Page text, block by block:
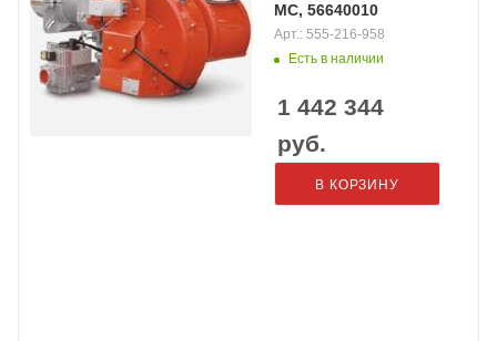
MC, 56640010
Есть в наличии
Арт.: 555-216-958
1 442 344
руб.
В КОРЗИНУ